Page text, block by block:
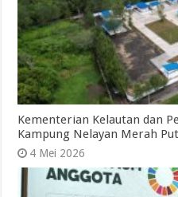
Kementerian Kelautan dan
Kampung Nelayan Merah
4 Mei 2026